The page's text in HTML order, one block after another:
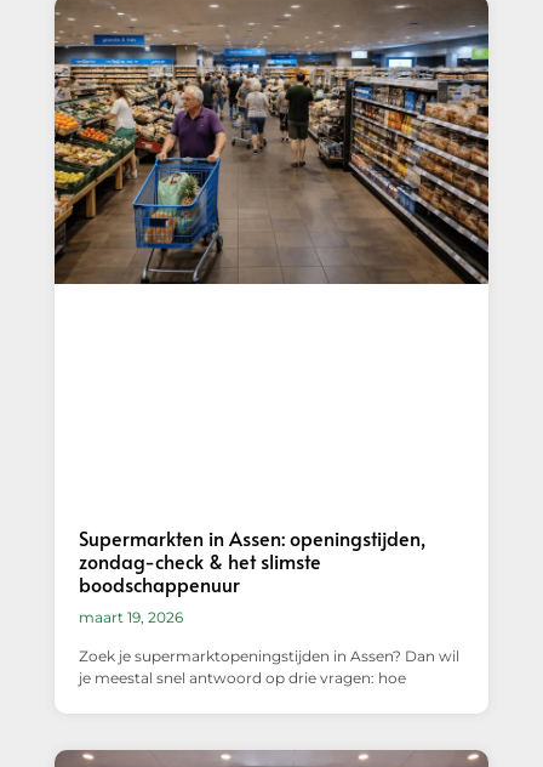
Supermarkten in Assen: openingstijden,
zondag-check & het slimste
boodschappenuur
maart 19, 2026
Zoek je supermarktopeningstijden in Assen? Dan wil
je meestal snel antwoord op drie vragen: hoe